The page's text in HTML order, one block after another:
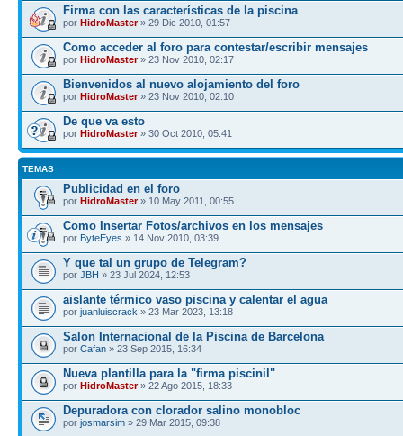
Firma con las características de la piscina
por HidroMaster» 29 Dic 2010, 01:57
Como acceder al foro para contestar/escribir mensajes
por HidroMaster» 23 Nov 2010, 02:17
Bienvenidos al nuevo alojamiento del foro
por HidroMaster» 23 Nov 2010, 02:10
De que va esto
por HidroMaster» 30 Oct 2010, 05:41
TEMAS
Publicidad en el foro
por HidroMaster» 10 May 2011, 00:55
Como Insertar Fotos/archivos en los mensajes
por ByteEyes » 14 Nov 2010, 03:39
Y que tal un grupo de Telegram?
por JBH » 23 Jul 2024, 12:53
aislante térmico vaso piscina y calentar el agua
por juanluiscrack » 23 Mar 2023, 13:18
Salon Internacional de la Piscina de Barcelona
por Cafan » 23 Sep 2015, 16:34
Nueva plantilla para la "firma piscinil"
por HidroMaster» 22 Ago 2015, 18:33
Depuradora con clorador salino monobloc
por josmarsim » 29 Mar 2015, 09:38